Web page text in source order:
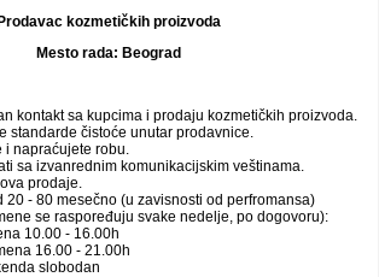
kozmetičkih proizvoda
Mesto rada: Beograd
kontakt sa kupcima i prodaju kozmetičkih proizvoda.
standarde čistoće unutar prodavnice.
i napraćujete robu.
sa izvanrednim komunikacijskim veštinama.
prodaje.
20 - 80 mesečno (u zavisnosti od perfromansa)
se raspoređuju svake nedelje, po dogovoru):
10.00 - 16.00h
16.00 - 21.00h
slobodan